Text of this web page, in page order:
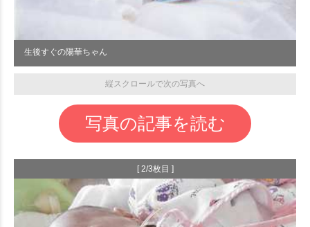
生後すぐの陽華ちゃん
縦スクロールで次の写真へ
写真の記事を読む
[ 2/3枚目 ]